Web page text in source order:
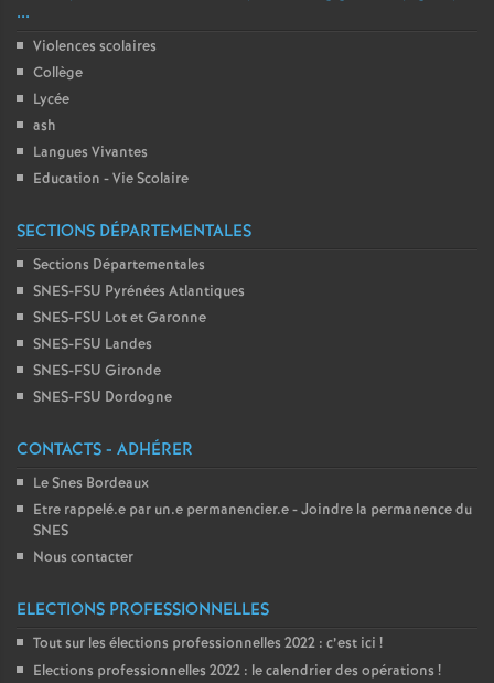
...
Violences scolaires
Collège
Lycée
ash
Langues Vivantes
Education - Vie Scolaire
SECTIONS DÉPARTEMENTALES
Sections Départementales
SNES-FSU Pyrénées Atlantiques
SNES-FSU Lot et Garonne
SNES-FSU Landes
SNES-FSU Gironde
SNES-FSU Dordogne
CONTACTS - ADHÉRER
Le Snes Bordeaux
Etre rappelé.e par un.e permanencier.e - Joindre la permanence du
SNES
Nous contacter
ELECTIONS PROFESSIONNELLES
Tout sur les élections professionnelles 2022 : c’est ici !
Elections professionnelles 2022 : le calendrier des opérations !